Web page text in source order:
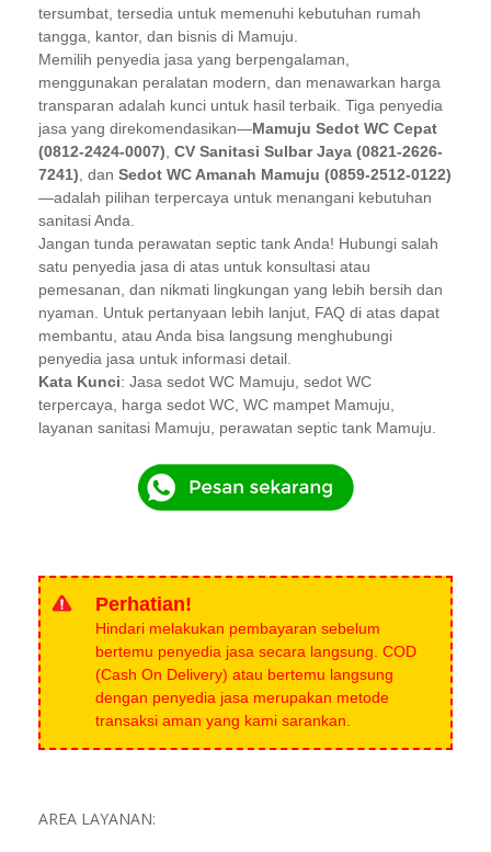
tersumbat, tersedia untuk memenuhi kebutuhan rumah
tangga, kantor, dan bisnis di Mamuju.
Memilih penyedia jasa yang berpengalaman,
menggunakan peralatan modern, dan menawarkan harga
transparan adalah kunci untuk hasil terbaik. Tiga penyedia
jasa yang direkomendasikan—Mamuju Sedot WC Cepat
(0812-2424-0007) CV Sanitasi Sulbar Jaya (0821-2626-
7241) , dan Sedot WC Amanah Mamuju (0859-2512-0122)
—adalah pilihan terpercaya untuk menangani kebutuhan
sanitasi Anda.
Jangan tunda perawatan septic tank Anda! Hubungi salah
satu penyedia jasa di atas untuk konsultasi atau
pemesanan, dan nikmati lingkungan yang lebih bersih dan
nyaman. Untuk pertanyaan lebih lanjut, FAQ di atas dapat
membantu, atau Anda bisa langsung menghubungi
penyedia jasa untuk informasi detail.
Kata Kunci: Jasa sedot WC Mamuju, sedot WC
terpercaya, harga sedot WC, WC mampet Mamuju,
layanan sanitasi Mamuju, perawatan septic tank Mamuju.
Perhatian!
Hindari melakukan pembayaran sebelum
bertemu penyedia jasa secara langsung. COD
(Cash On Delivery) atau bertemu langsung
dengan penyedia jasa merupakan metode
transaksi aman yang kami sarankan.
AREA LAYANAN: